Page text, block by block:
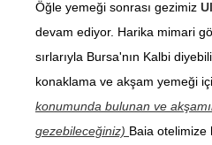
Öğle yemeği sonrası gezimiz
devam ediyor. Harika mimari
sırlarıyla Bursa'nın Kalbi
konaklama ve akşam yemeği
konumunda bulunan ve
gezebileceğiniz) Baia otelimize